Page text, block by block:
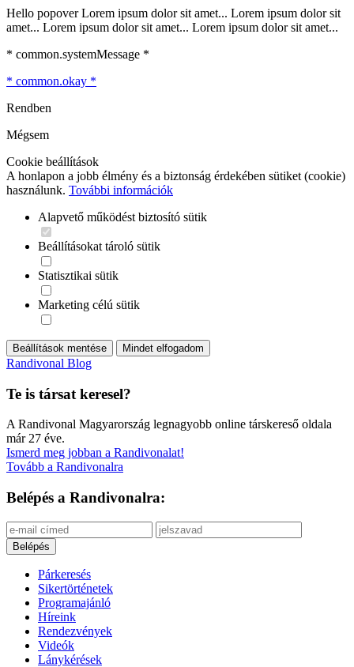
Hello popover Lorem ipsum dolor sit amet... Lorem ipsum dolor sit
amet... Lorem ipsum dolor sit amet... Lorem ipsum dolor sit amet...
* common.systemMessage *
* common.okay *
Rendben
Mégsem
Cookie beállítások
A honlapon a jobb élmény és a biztonság érdekében sütiket (cookie)
használunk. További információk
Alapvető működést biztosító sütik
Beállításokat tároló sütik
Statisztikai sütik
Marketing célú sütik
Beállítások mentése Mindet elfogadom
Randivonal Blog
Te is társat keresel?
A Randivonal Magyarország legnagyobb online társkereső oldala
már 27 éve.
Ismerd meg jobban a Randivonalat!
Tovább a Randivonalra
Belépés a Randivonalra:
Párkeresés
Sikertörténetek
Programajánló
Híreink
Rendezvények
Videók
Lánykérések